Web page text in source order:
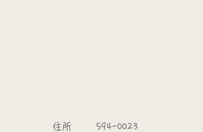
​​住所 594-0023